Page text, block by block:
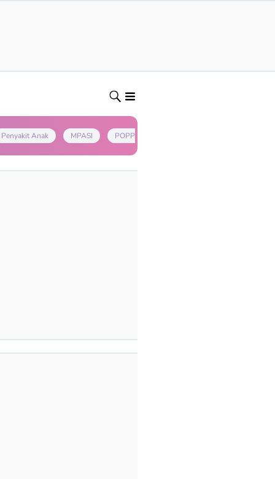
Penyakit Anak MPASI POPPAPA